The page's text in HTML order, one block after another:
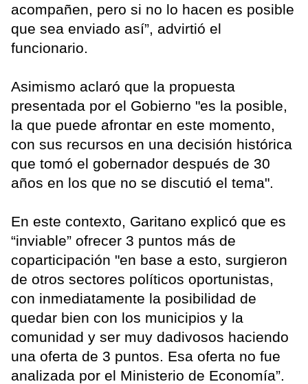
acompañen, pero si no lo hacen es posible
que sea enviado así”, advirtió el
funcionario.
Asimismo aclaró que la propuesta
presentada por el Gobierno "es la posible,
la que puede afrontar en este momento,
con sus recursos en una decisión histórica
que tomó el gobernador después de 30
años en los que no se discutió el tema".
En este contexto, Garitano explicó que es
“inviable” ofrecer 3 puntos más de
coparticipación "en base a esto, surgieron
de otros sectores políticos oportunistas,
con inmediatamente la posibilidad de
quedar bien con los municipios y la
comunidad y ser muy dadivosos haciendo
una oferta de 3 puntos. Esa oferta no fue
analizada por el Ministerio de Economía”.